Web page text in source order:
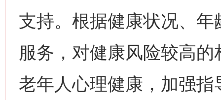
支持。根据健康状况、
服务，对健康风险较高
老年人心理健康，加强指